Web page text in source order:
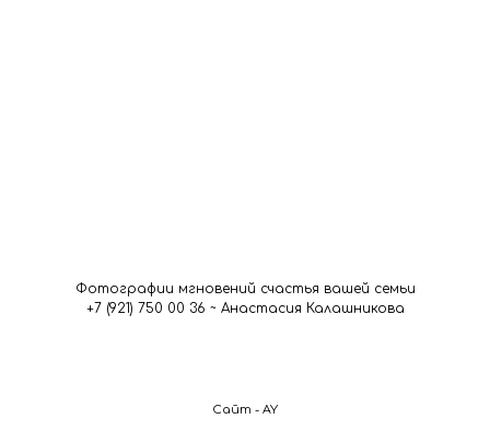
Фотографии мгновений счастья вашей семьи
+7 (921) 750 00 36 ~ Анастасия Калашникова
Сайт - AY